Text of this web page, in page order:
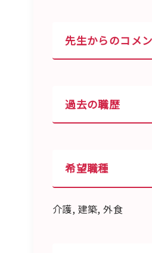
先生からのコメ
過去の職歴
希望職種
介護, 建築, 外食